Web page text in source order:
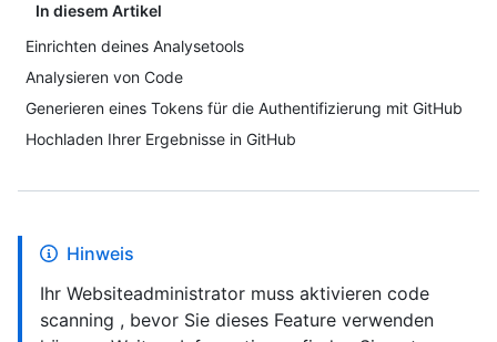
In diesem Artikel
Einrichten deines Analysetools
Analysieren von Code
Generieren eines Tokens für die Authentifizierung mit GitHub
Hochladen Ihrer Ergebnisse in GitHub
Hinweis
Ihr Websiteadministrator muss aktivieren code
scanning , bevor Sie dieses Feature verwenden